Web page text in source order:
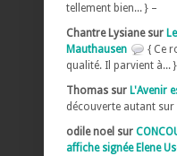
tellement bien... } –
Chantre Lysiane sur
Mauthausen
{ Ce
qualité. Il parvient à...
Thomas sur L'Avenir
découverte autant sur
odile noel sur
affiche signée Elene